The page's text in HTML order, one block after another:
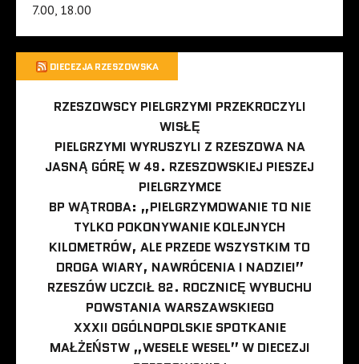
7.00, 18.00
DIECEZJA RZESZOWSKA
RZESZOWSCY PIELGRZYMI PRZEKROCZYLI
WISŁĘ
PIELGRZYMI WYRUSZYLI Z RZESZOWA NA
JASNĄ GÓRĘ W 49. RZESZOWSKIEJ PIESZEJ
PIELGRZYMCE
BP WĄTROBA: „PIELGRZYMOWANIE TO NIE
TYLKO POKONYWANIE KOLEJNYCH
KILOMETRÓW, ALE PRZEDE WSZYSTKIM TO
DROGA WIARY, NAWRÓCENIA I NADZIEI”
RZESZÓW UCZCIŁ 82. ROCZNICĘ WYBUCHU
POWSTANIA WARSZAWSKIEGO
XXXII OGÓLNOPOLSKIE SPOTKANIE
MAŁŻEŃSTW „WESELE WESEL” W DIECEZJI